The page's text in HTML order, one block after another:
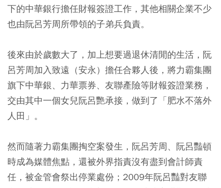
下的中華銀行擔任財報簽證工作，其他相關企業不少
也由阮呂芳周所帶領的子弟兵負責。
後來由於歲數大了，加上想要過退休清閒的生活，阮
呂芳周加入致遠（安永）擔任合夥人後，將力霸集團
旗下中華銀、力華票券、友聯產險等財報簽證業務，
交由其中一個女兒阮呂艷承接，做到了「肥水不落外
人田」。
然而隨著力霸集團掏空案發生，阮呂芳周、阮呂豔頓
時成為媒體焦點，還被外界指責沒有盡到會計師責
任，被金管會祭出停業處份；2009年阮呂豔對友聯